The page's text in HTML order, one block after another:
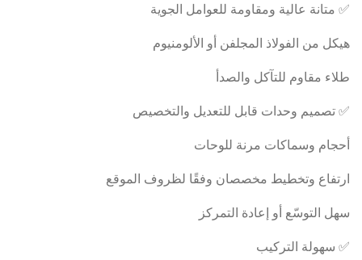
متانة عالية ومقاومة للعوامل الجوية
من الفولاذ المجلفن أو الألومنيوم
مقاوم للتآكل والصدأ
تصميم وحدات قابل للتعديل والتخصيص
وسماكات مرنة للوحات
وتخطيط مخصصان وفقًا لظروف الموقع
التوسّع أو إعادة التمركز
سهولة التركيب